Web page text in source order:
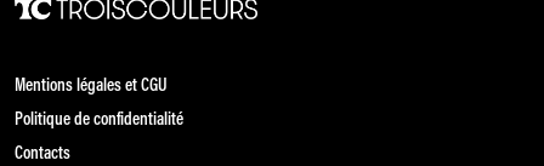
Mentions légales et CGU
Politique de confidentialité
Contacts